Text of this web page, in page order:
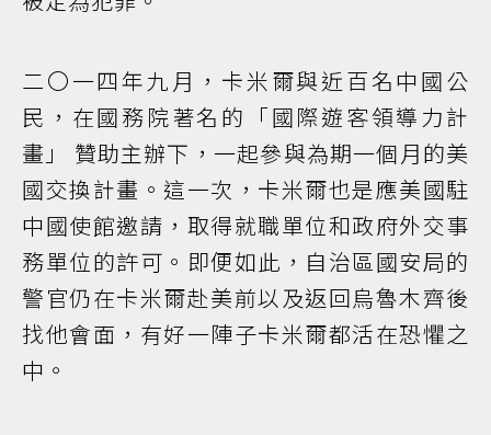
二〇一四年九月，卡米爾與近百名中國公
民，在國務院著名的「國際遊客領導力計
畫」 贊助主辦下，一起參與為期一個月的美
國交換計畫。這一次，卡米爾也是應美國駐
中國使館邀請，取得就職單位和政府外交事
務單位的許可。即便如此，自治區國安局的
警官仍在卡米爾赴美前以及返回烏魯木齊後
找他會面，有好一陣子卡米爾都活在恐懼之
中。